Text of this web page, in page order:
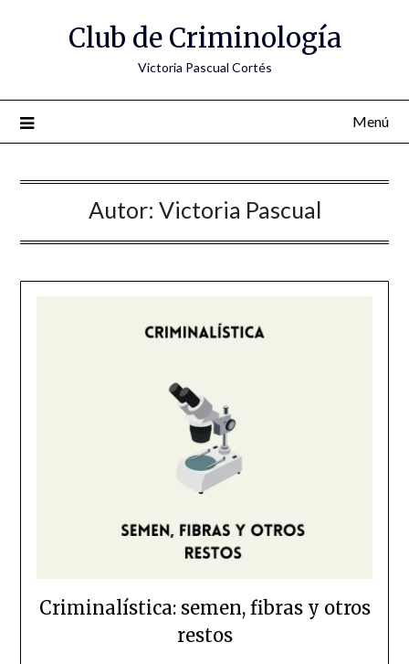
Club de Criminología
Victoria Pascual Cortés
Menú
Autor: Victoria Pascual
Criminalística: semen, fibras y otros
restos